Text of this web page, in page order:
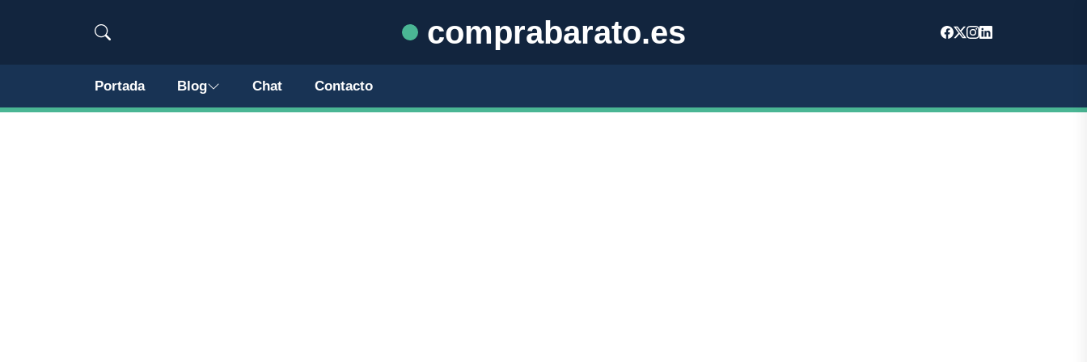
comprabarato.es
Portada Blog Chat Contacto